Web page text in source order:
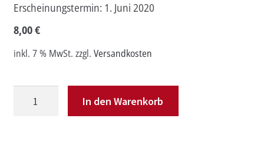
Erscheinungstermin: 1. Juni 2020
8,00€
inkl. 7 % MwSt. zzgl. Versandkosten
In den Warenkorb